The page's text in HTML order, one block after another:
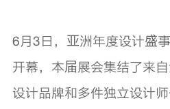
6月3日，亚洲年度设计盛
开幕，本届展会集结了来
设计品牌和多件独立设计